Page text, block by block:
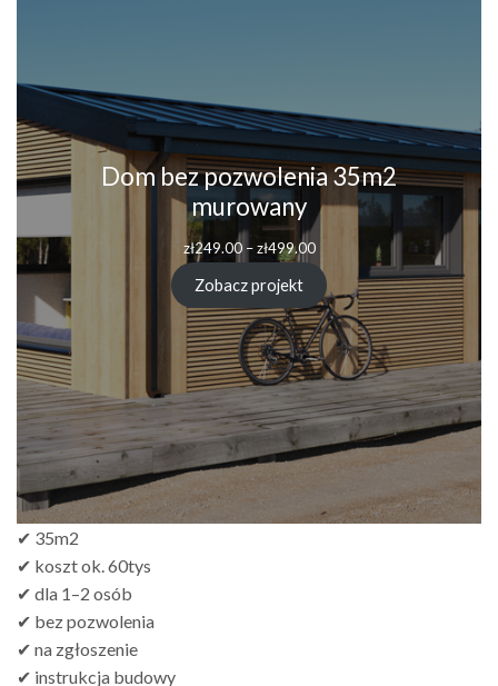
Dom bez pozwolenia 35m2
murowany
zł249.00 – zł499.00Zakres
od
zł249.00
do
zł499.00
Zobacz projekt
✔ 35m2
✔ koszt ok. 60tys
✔ dla 1–2 osób
✔ bez pozwolenia
✔ na zgłoszenie
✔ instrukcja budowy